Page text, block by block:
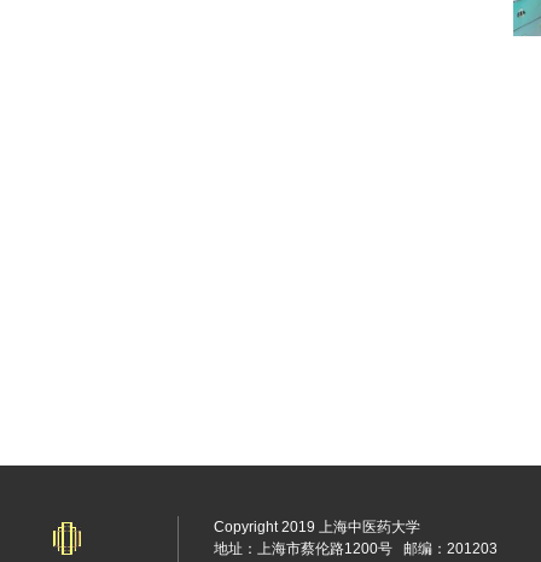
Copyright 2019 上海中医药大学
地址：上海市蔡伦路1200号
邮编：201203